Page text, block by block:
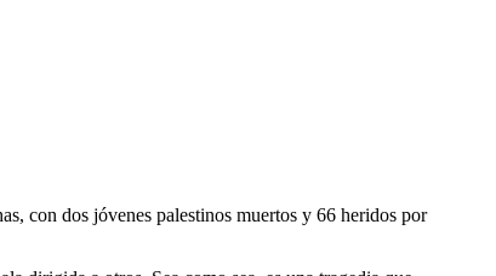
con dos jóvenes palestinos muertos y 66 heridos por